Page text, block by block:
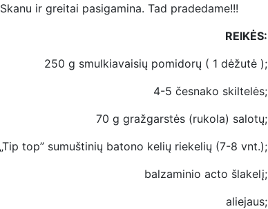
ir greitai pasigamina. Tad pradedame!!!
REIKĖS:
250 g smulkiavaisių pomidorų ( 1 dėžutė );
4-5 česnako skiltelės;
70 g gražgarstės (rukola) salotų;
„Tip top” sumuštinių batono kelių riekelių (7-8 vnt.);
balzaminio acto šlakelį;
aliejaus;